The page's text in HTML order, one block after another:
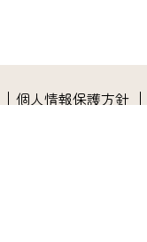
個人情報保護方針